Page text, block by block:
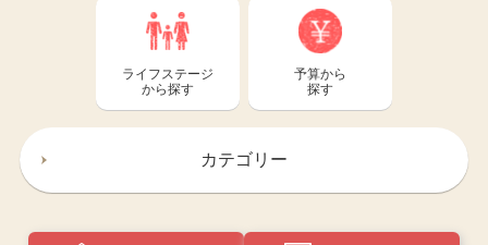
ライフステージ
から探す
予算から
探す
カテゴリー